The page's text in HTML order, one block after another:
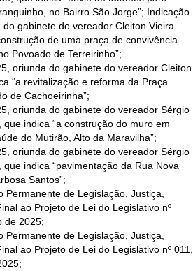
no Bairro São Jorge”; Indicação
do gabinete do vereador Cleiton Vieira
de uma praça de convivência
Povoado de Terreirinho”;
oriunda do gabinete do vereador Cleiton
“a revitalização e reforma da Praça
de Cachoeirinha”;
oriunda do gabinete do vereador Sérgio
indica “a construção do muro em
do Mutirão, Alto da Maravilha”;
oriunda do gabinete do vereador Sérgio
indica “pavimentação da Rua Nova
Santos”;
Permanente de Legislação, Justiça,
ao Projeto de Lei do Legislativo nº
de 2025;
Permanente de Legislação, Justiça,
ao Projeto de Lei do Legislativo nº 011,